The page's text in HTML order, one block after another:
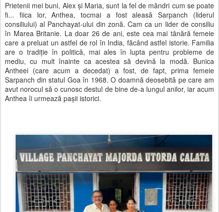
Prietenii mei buni, Alex și Maria, sunt la fel de mândri cum se poate
fi... fiica lor, Anthea, tocmai a fost aleasă Sarpanch (liderul
consiliului) al Panchayat-ului din zonă. Cam ca un lider de consiliu
în Marea Britanie. La doar 26 de ani, este cea mai tânără femeie
care a preluat un astfel de rol în India, făcând astfel istorie. Familia
are o tradiție în politică, mai ales în lupta pentru probleme de
mediu, cu mult înainte ca acestea să devină la modă. Bunica
Antheei (care acum a decedat) a fost, de fapt, prima femeie
Sarpanch din statul Goa în 1968. O doamnă deosebită pe care am
avut norocul să o cunosc destul de bine de-a lungul anilor, iar acum
Anthea îi urmează pașii istorici.